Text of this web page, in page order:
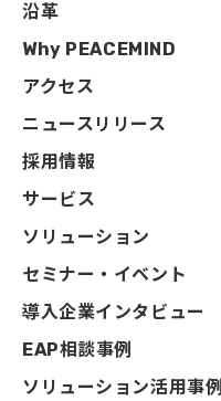
沿革
Why PEACEMIND
アクセス
ニュースリリース
採用情報
サービス
ソリューション
セミナー・イベント
導入企業インタビュー
EAP相談事例
ソリューション活用事例